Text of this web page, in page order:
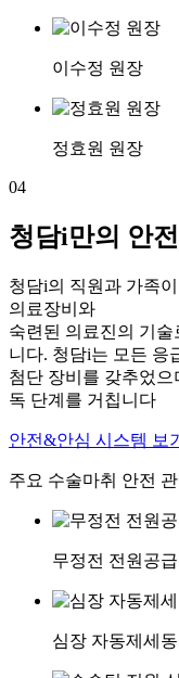
이수정 원장
정효원 원장
04
청담i만의 안
청담i의 직원과 가족
의료장비와
숙련된 의료진의 기
니다. 청담i는 모든 응
첨단 장비를 갖추었
독 단계를 거칩니다
안전&안심 시스템 보기
주요 수술마취 안전
무정전 전원공
심장 자동제세동